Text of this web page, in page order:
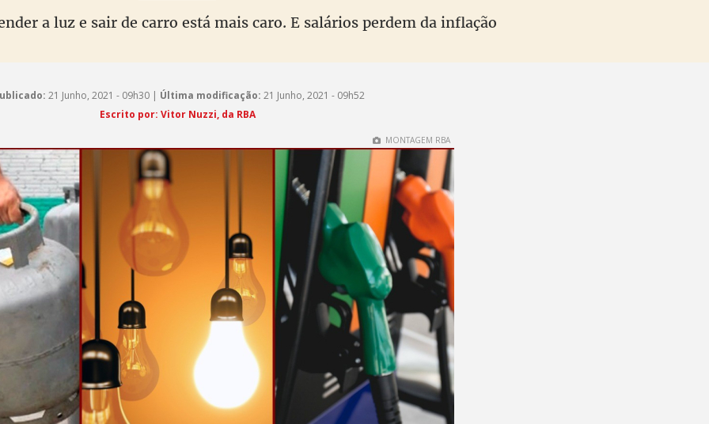
a luz e sair de carro está mais caro. E salários perdem da inflação
21 Junho, 2021 - 09h30 | Última modificação: 21 Junho, 2021 - 09h52
Escrito por: Vitor Nuzzi, da RBA
MONTAGEM RBA